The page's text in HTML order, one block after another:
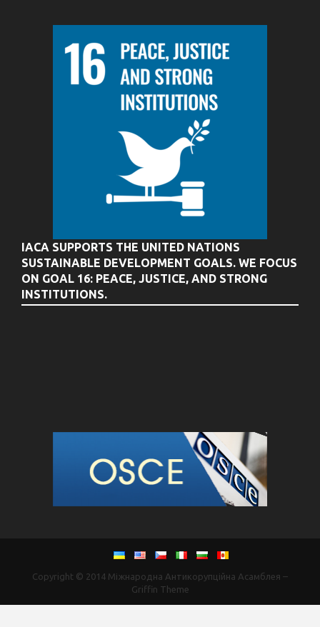
IACA SUPPORTS THE UNITED NATIONS
SUSTAINABLE DEVELOPMENT GOALS. WE FOCUS
ON GOAL 16: PEACE, JUSTICE, AND STRONG
INSTITUTIONS.
Copyright © 2014 Міжнародна Антикорупційна Асамблея –
Griffin Theme